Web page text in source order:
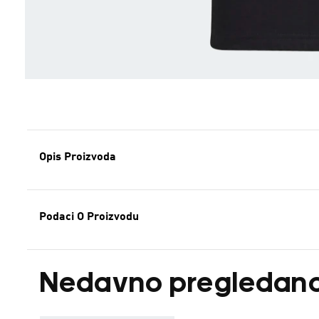
Opis Proizvoda
Podaci O Proizvodu
Nedavno